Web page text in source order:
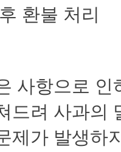
환불 처리
사항으로 인
드려 사과의
제가 발생하